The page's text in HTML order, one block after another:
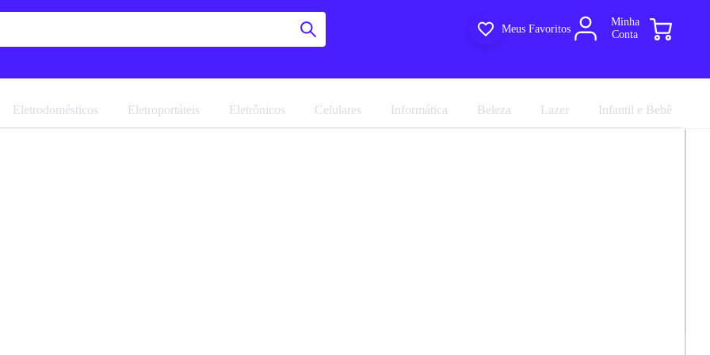
Meus Favoritos
Minha
Conta
Eletrodomésticos Eletroportáteis Eletrônicos Celulares Informática Beleza Lazer Infantil e Bebê